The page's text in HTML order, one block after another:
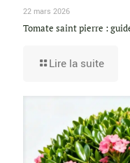
22 mars 2026
Tomate saint pierre :
Lire la suite